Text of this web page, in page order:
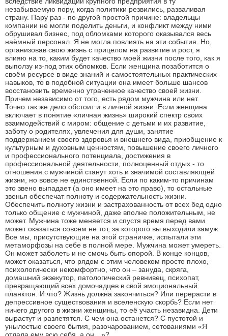
незабываемую пору, когда политики резвились, разваливая
страну. Пару раз - по другой простой причине: владельцы
компании не могли поделить деньги, и конфликт между ними
обрушивал бизнес, под обломками которого оказывался весь
наёмный персонал. Я не могла повлиять на эти события. Но,
организовав свою жизнь с прицелом на развитие и рост, я
влияю на то, каким будет качество моей жизни после того, как я
выползу из-под этих обломков. Если женщина позаботится о
своём ресурсе в виде знаний и самостоятельных практических
навыков, то в подобной ситуации она имеет больше шансов
восстановить временно утраченное качество своей жизни.
Причем независимо от того, есть рядом мужчина или нет.
Точно так же дело обстоит и в личной жизни. Если женщина
включает в понятие «личная жизнь» широкий спектр своих
взаимодействий с миром: общение с детьми и их развитие,
заботу о родителях, увлечения для души, занятие
поддержанием своего здоровья и внешнего вида, приобщение к
культурным и духовным ценностям, повышение своего личного
и профессионального потенциала, достижения в
профессиональной деятельности, полноценный отдых - то
отношения с мужчиной станут хоть и значимой составляющей
жизни, но вовсе не единственной. Если по каким-то причинам
это звено выпадает (а оно имеет на это право), то остальные
звенья обеспечат полноту и содержательность жизни.
Обеспечить полноту жизни и застрахованность от всех бед одно
только общение с мужчиной, даже вполне положительным, не
может. Мужчина тоже меняется и спустя время перед вами
может оказаться совсем не тот, за которого вы выходили замуж.
Все мы, присутствующие на этой страничке, испытали эти
метаморфозы на себе в полной мере. Мужчина может умереть.
Он может заболеть и не смочь быть опорой. В конце концов,
может оказаться, что рядом с этим человеком просто плохо,
психологически некомфортно, что он – зануда, скряга,
домашний экзекутор, патологический ревнивец, психопат,
превращающий всех домочадцев в свой эмоциональный
планктон. И что? Жизнь должна закончиться? Или перерасти в
депрессивное существования и вселенскую скорбь? Если нет
ничего другого в жизни женщины, то её участь незавидна. Дети
вырастут и разлетятся. С чем она останется? С пустотой и
унылостью своего бытия, разочарованием, сетованиями «Я